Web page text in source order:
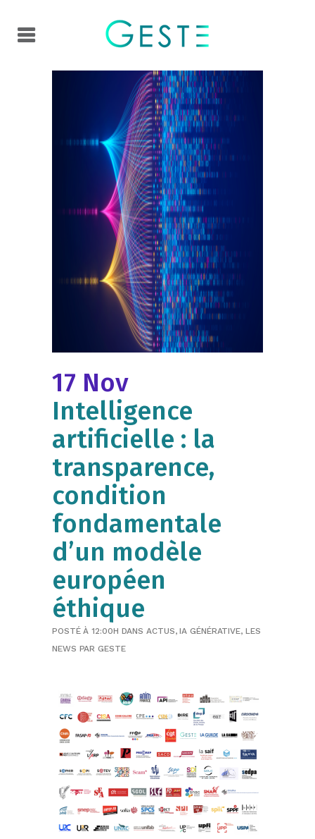
17 Nov
Intelligence
artificielle : la
transparence,
condition
fondamentale
d’un modèle
européen
éthique
POSTÉ À 12:00H DANSACTUS,IA GÉNÉRATIVE, LES
NEWS PARGESTE